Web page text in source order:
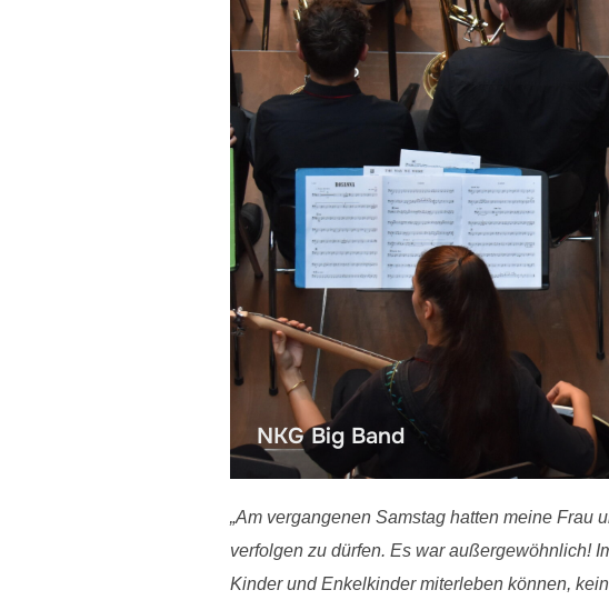
Solo-Posaune
„Am vergangenen Samstag hatten meine Frau
verfolgen zu dürfen. Es war außergewöhnlich!
Kinder und Enkelkinder miterleben können,